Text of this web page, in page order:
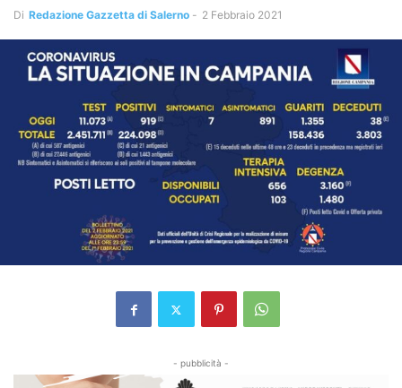
Di Redazione Gazzetta di Salerno - 2 Febbraio 2021
- pubblicità -